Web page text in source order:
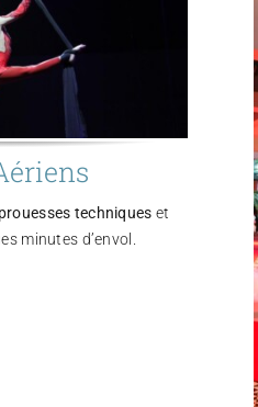
prouesses techniques et
minutes d’envol.